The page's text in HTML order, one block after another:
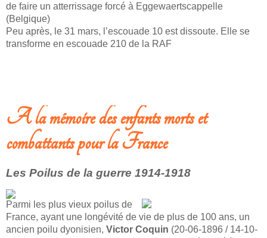
de faire un atterrissage forcé à Eggewaertscappelle
(Belgique)
Peu après, le 31 mars, l’escouade 10 est dissoute. Elle se
transforme en escouade 210 de la RAF
A la mémoire des enfants morts et
combattants pour la France
Les Poilus de la guerre 1914-1918
Parmi les plus vieux poilus de
France, ayant une longévité de vie de plus de 100 ans, un
ancien poilu dyonisien, Victor Coquin (20-06-1896 / 14-10-